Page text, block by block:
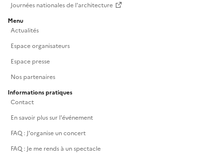
Journées nationales de l'architecture
Menu
Actualités
Espace organisateurs
Espace presse
Nos partenaires
Informations pratiques
Contact
En savoir plus sur l'événement
FAQ : J'organise un concert
FAQ : Je me rends à un spectacle